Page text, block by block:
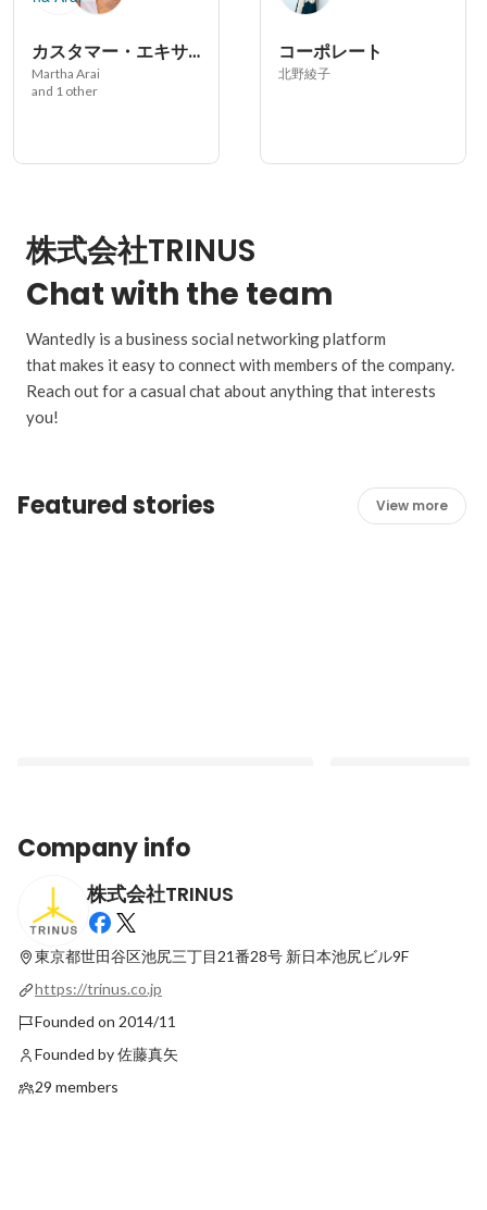
カスタマー・エキサイト
Martha Arai
and 1 other
コーポレート
北野綾子
株式会社TRINUS
Chat with the team
Wantedly is a business social networking platform
that makes it easy to connect with members of the company.
Reach out for a casual chat about anything that interests
you!
Featured stories View more
日本の優れた商品を世界に発信する
『NIPPON QUALITY in ギフトショー』に
出展しました
Latest
事～Latest
Company info
株式会社TRINUS
東京都世田谷区池尻三丁目21番28号 新日本池尻ビル9F
https://trinus.co.jp
Founded on 2014/11
Founded by 佐藤真矢
29 members